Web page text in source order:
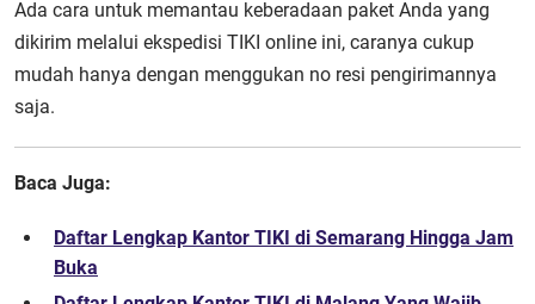
Ada cara untuk memantau keberadaan paket Anda yang
dikirim melalui ekspedisi TIKI online ini, caranya cukup
mudah hanya dengan menggukan no resi pengirimannya
saja.
Baca Juga:
Daftar Lengkap Kantor TIKI di Semarang Hingga Jam
Buka